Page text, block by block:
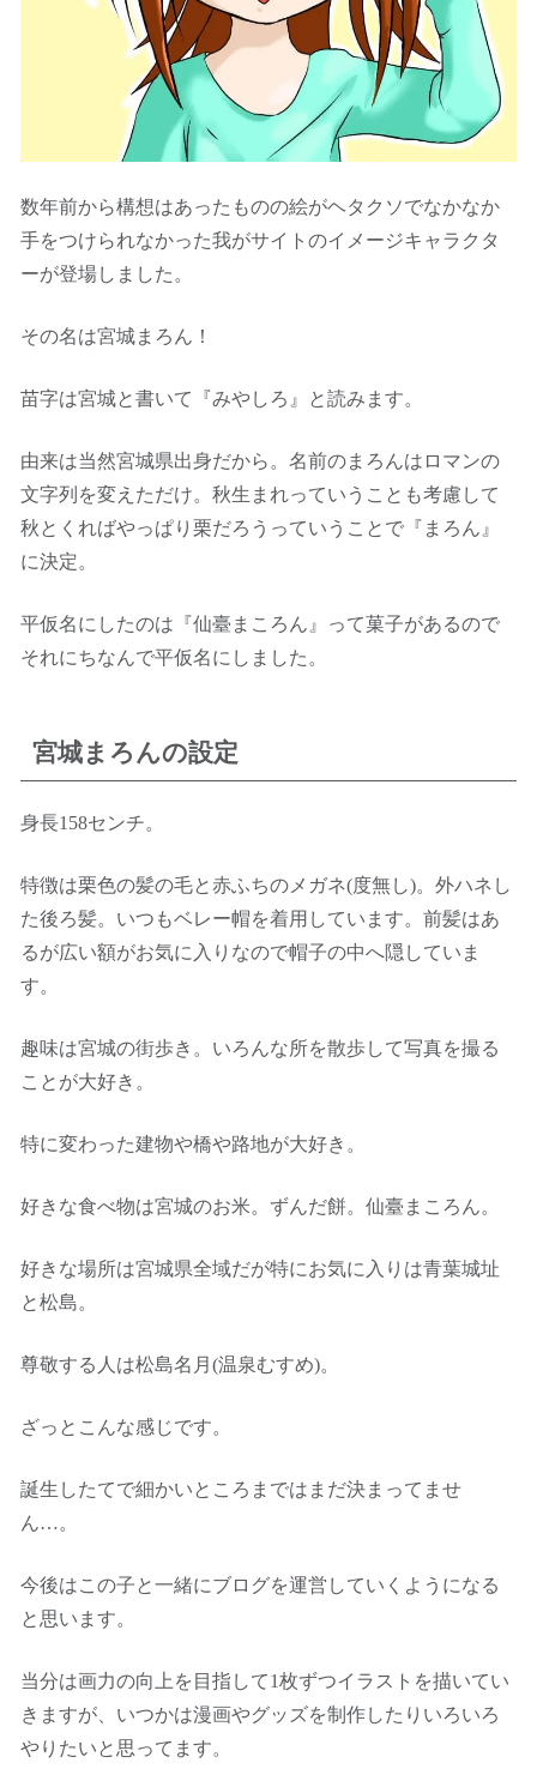
数年前から構想はあったものの絵がヘタクソでなかなか
手をつけられなかった我がサイトのイメージキャラクタ
ーが登場しました。
その名は宮城まろん！
苗字は宮城と書いて『みやしろ』と読みます。
由来は当然宮城県出身だから。名前のまろんはロマンの
文字列を変えただけ。秋生まれっていうことも考慮して
秋とくればやっぱり栗だろうっていうことで『まろん』
に決定。
平仮名にしたのは『仙臺まころん』って菓子があるので
それにちなんで平仮名にしました。
宮城まろんの設定
身長158センチ。
特徴は栗色の髪の毛と赤ふちのメガネ(度無し)。外ハネし
た後ろ髪。いつもベレー帽を着用しています。前髪はあ
るが広い額がお気に入りなので帽子の中へ隠していま
す。
趣味は宮城の街歩き。いろんな所を散歩して写真を撮る
ことが大好き。
特に変わった建物や橋や路地が大好き。
好きな食べ物は宮城のお米。ずんだ餅。仙臺まころん。
好きな場所は宮城県全域だが特にお気に入りは青葉城址
と松島。
尊敬する人は松島名月(温泉むすめ)。
ざっとこんな感じです。
誕生したてで細かいところまではまだ決まってませ
ん…。
今後はこの子と一緒にブログを運営していくようになる
と思います。
当分は画力の向上を目指して1枚ずつイラストを描いてい
きますが、いつかは漫画やグッズを制作したりいろいろ
やりたいと思ってます。